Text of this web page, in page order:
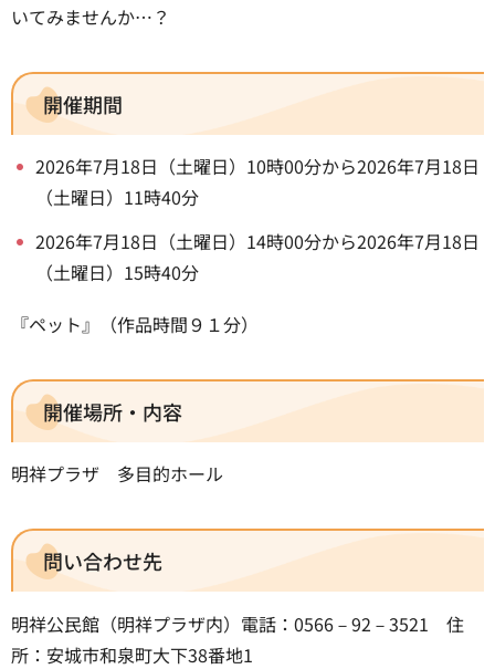
いてみませんか…？
開催期間
2026年7月18日（土曜日）10時00分から2026年7月18日
（土曜日）11時40分
2026年7月18日（土曜日）14時00分から2026年7月18日
（土曜日）15時40分
『ペット』（作品時間９１分）
開催場所・内容
明祥プラザ 多目的ホール
問い合わせ先
明祥公民館（明祥プラザ内）電話：0566－92－3521 住
所：安城市和泉町大下38番地1